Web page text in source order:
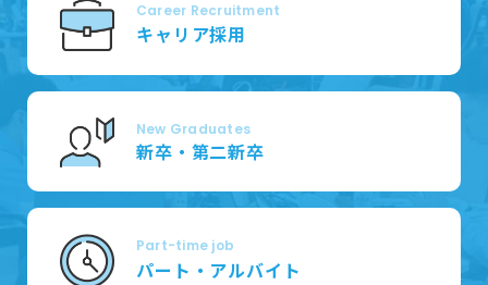
Career Recruitment
キャリア採用
New Graduates
新卒・第二新卒
Part-time job
パート・アルバイト